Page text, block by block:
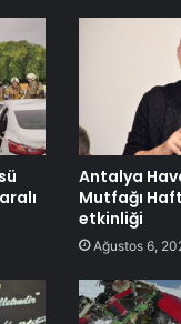
Antalya
Mutfağı
etkinliği
Ağustos 6,